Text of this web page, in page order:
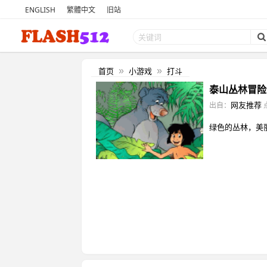
ENGLISH 繁體中文 旧站
首页 » 小游戏 » 打斗
泰山丛林冒
出自： 网友推荐
绿色的丛林，美